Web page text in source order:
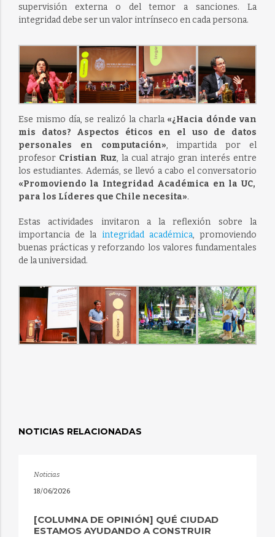
supervisión externa o del temor a sanciones. La
integridad debe ser un valor intrínseco en cada persona.
Ese mismo día, se realizó la charla «¿Hacia dónde van
mis datos? Aspectos éticos en el uso de datos
personales en computación», impartida por el
profesorCristian Ruz, la cual atrajo gran interés entre
los estudiantes. Además, se llevó a cabo el conversatorio
«Promoviendo la Integridad Académica en la UC,
para los Líderes que Chile necesita».
Estas actividades invitaron a la reflexión sobre la
importancia de la integridad académica, promoviendo
buenas prácticas y reforzando los valores fundamentales
de la universidad.
NOTICIAS RELACIONADAS
Noticias
18/06/2026
[COLUMNA DE OPINIÓN] QUÉ CIUDAD
ESTAMOS AYUDANDO A CONSTRUIR